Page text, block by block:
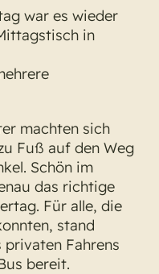
war es wieder
in
machten sich
Fuß auf den Weg
Schön im
das richtige
Für alle, die
stand
Fahrens
bereit.